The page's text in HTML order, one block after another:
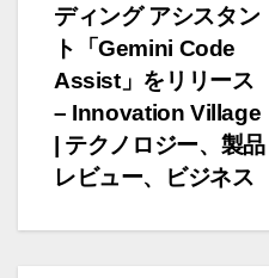
稿
ナ
ビ
ゲ
ディング アシスタン
ト「Gemini Code
Assist」をリリース
– Innovation Village
| テクノロジー、製品
レビュー、ビジネス